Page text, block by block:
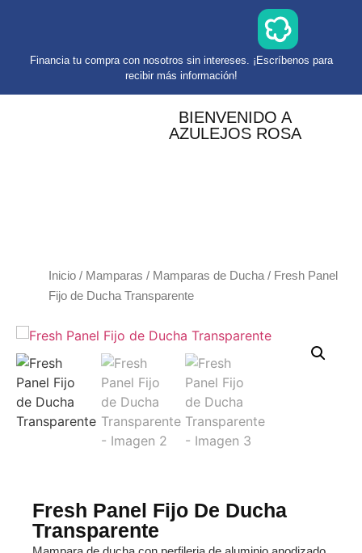
Financia tu compra con nosotros sin intereses. ¡Escríbenos para
recibir más información!
BIENVENIDO A
AZULEJOS ROSA
Inicio / Mamparas / Mamparas de Ducha / Fresh Panel
Fijo de Ducha Transparente
Fresh Panel Fijo De Ducha
Transparente